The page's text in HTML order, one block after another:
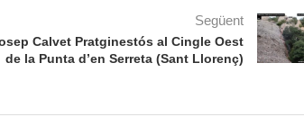
Següent
Calvet Pratginestós al Cingle Oest
de la Punta d’en Serreta (Sant Llorenç)